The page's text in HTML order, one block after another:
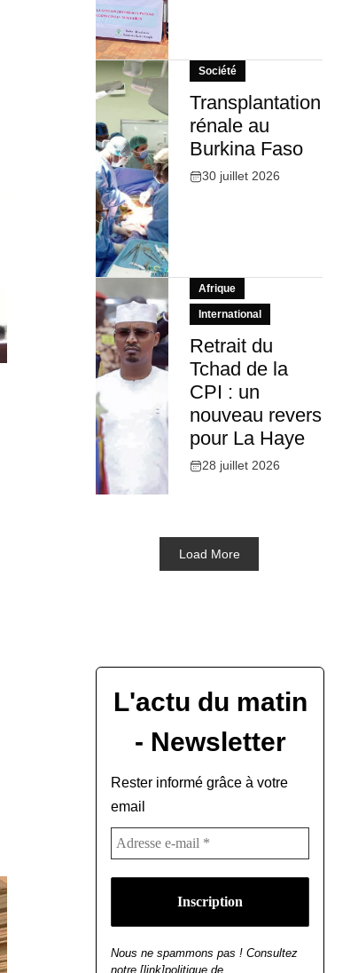
Société
Transplantation
rénale au
Burkina Faso
30 juillet 2026
Afrique
International
Retrait du
Tchad de la
CPI : un
nouveau revers
pour La Haye
28 juillet 2026
Load More
L'actu du matin
- Newsletter
Rester informé grâce à votre
email
Nous ne spammons pas ! Consultez
notre [link]politique de